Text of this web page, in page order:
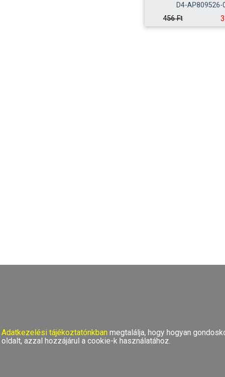
D4-AP809526-
456 Ft
TOP
Adatkezelési tájékoztatónkbanmegtalálja, hogy hogyan
oldalt, azzal hozzájárul a cookie-k használatához.